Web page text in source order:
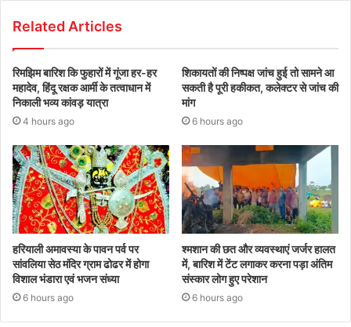
Related Articles
रिमझिम बारिश कि फुहारों में गूंजा हर-हर
महादेव, हिंदू रक्षक आर्मी के तत्वाधान में
निकाली भव्य कांवड़ यात्रा
4 hours ago
शिकायतों की निष्पक्ष जांच हुई तो सामने आ
सकती है पूरी हकीकत, कलेक्टर से जांच की
मांग
6 hours ago
हरियाली अमावस्या के पावन पर्व पर
सांवलिया सेठ मंदिर ग्राम ढोढर में होगा
विशाल भंडारा एवं भजन संध्या
6 hours ago
श्मशान की छत और व्यवस्थाएं जर्जर हालत
में, बारिश में टेंट लगाकर करना पड़ा अंतिम
संस्कार लोग हुए परेशान
6 hours ago